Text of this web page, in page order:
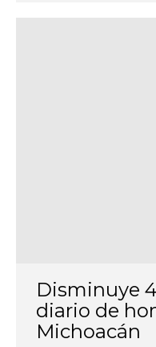
Disminuye
diario de
Michoacán